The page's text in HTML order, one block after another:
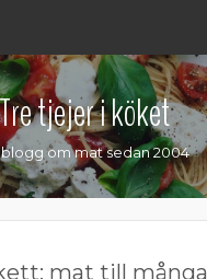
Tre tjejer i köket
om mat sedan 2004
mat till många